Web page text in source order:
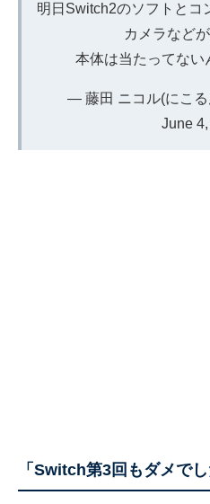
明日Switch2のソフトとコ
カメラなど
本体は当たってな
— 藤田 ニコル(にこ
June
「Switch第3回もダメでし